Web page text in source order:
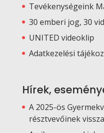
Tevékenységeink
30 emberi jog, 30
UNITED videoklip
Adatkezelési
Hírek,
A 2025-ös
résztvevőinek